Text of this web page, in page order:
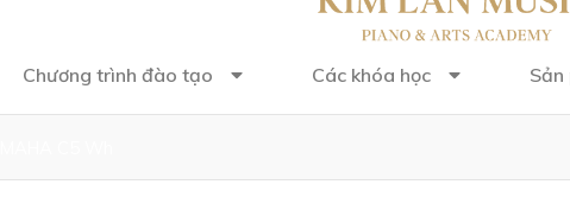
Chương trình đào tạo Các khóa học Sản